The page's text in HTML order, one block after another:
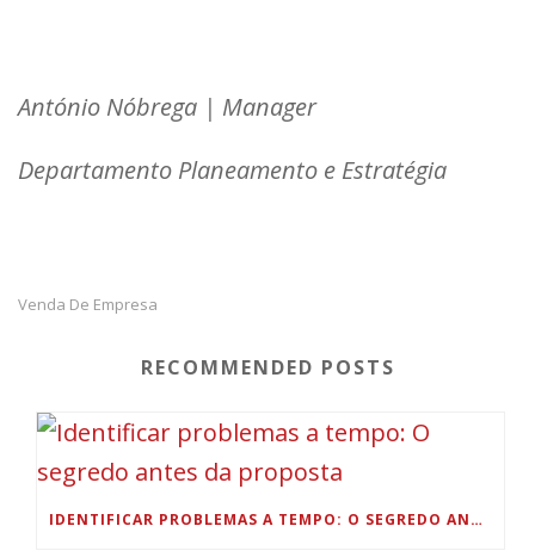
António Nóbrega | Manager
Departamento Planeamento e Estratégia
Venda De Empresa
RECOMMENDED POSTS
IDENTIFICAR PROBLEMAS A TEMPO: O SEGREDO ANTES DA PROPOSTA